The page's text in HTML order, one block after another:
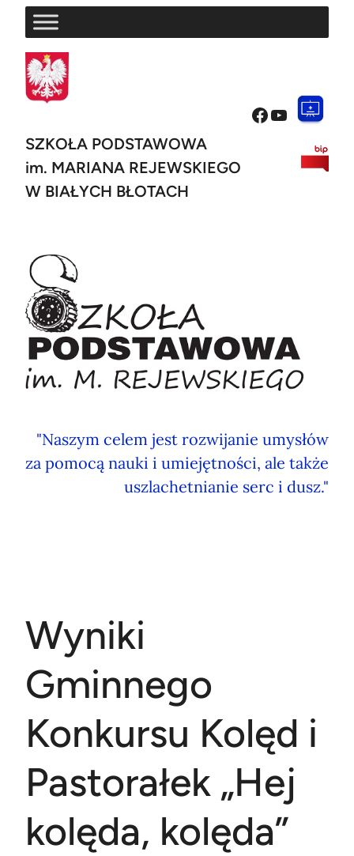
Przejdź
treści
SZKOŁA PODSTAWOWA
im. MARIANA REJEWSKIEGO
W BIAŁYCH BŁOTACH
Facebook
YouTube
"Naszym celem jest rozwijanie umysłów
za pomocą nauki i umiejętności, ale także
uszlachetnianie serc i dusz."
Wyniki
Gminnego
Konkursu Kolęd i
Pastorałek „Hej
kolęda, kolęda”